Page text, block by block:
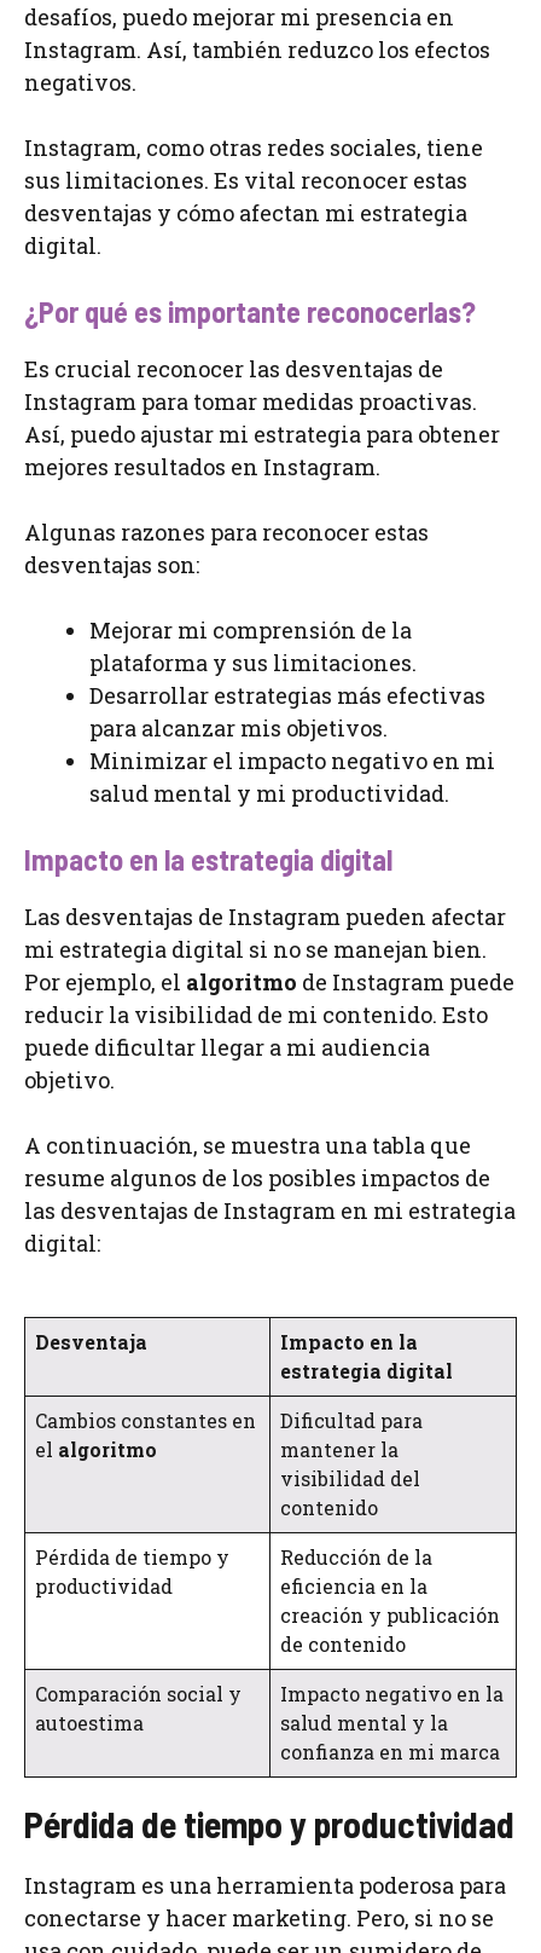
desafíos, puedo mejorar mi presencia en
Instagram. Así, también reduzco los efectos
negativos.
Instagram, como otras redes sociales, tiene
sus limitaciones. Es vital reconocer estas
desventajas y cómo afectan mi estrategia
digital.
¿Por qué es importante reconocerlas?
Es crucial reconocer las desventajas de
Instagram para tomar medidas proactivas.
Así, puedo ajustar mi estrategia para obtener
mejores resultados en Instagram.
Algunas razones para reconocer estas
desventajas son:
Mejorar mi comprensión de la
plataforma y sus limitaciones.
Desarrollar estrategias más efectivas
para alcanzar mis objetivos.
Minimizar el impacto negativo en mi
salud mental y mi productividad.
Impacto en la estrategia digital
Las desventajas de Instagram pueden afectar
mi estrategia digital si no se manejan bien.
Por ejemplo, el algoritmo de Instagram puede
reducir la visibilidad de mi contenido. Esto
puede dificultar llegar a mi audiencia
objetivo.
A continuación, se muestra una tabla que
resume algunos de los posibles impactos de
las desventajas de Instagram en mi estrategia
digital:
Desventaja
Impacto en la
estrategia digital
Cambios constantes en
el algoritmo
Dificultad para
mantener la
visibilidad del
contenido
Pérdida de tiempo y
productividad
Reducción de la
eficiencia en la
creación y publicación
de contenido
Comparación social y
autoestima
Impacto negativo en la
salud mental y la
confianza en mi marca
Pérdida de tiempo y productividad
Instagram es una herramienta poderosa para
conectarse y hacer marketing. Pero, si no se